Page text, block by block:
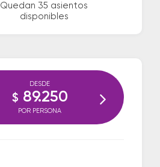
Quedan 35 asientos
disponibles
DESDE
$ 89.250
POR PERSONA